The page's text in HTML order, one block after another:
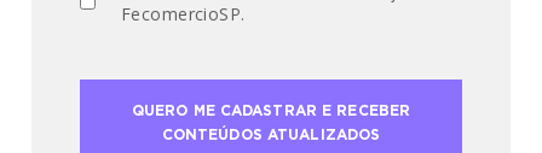
FecomercioSP.